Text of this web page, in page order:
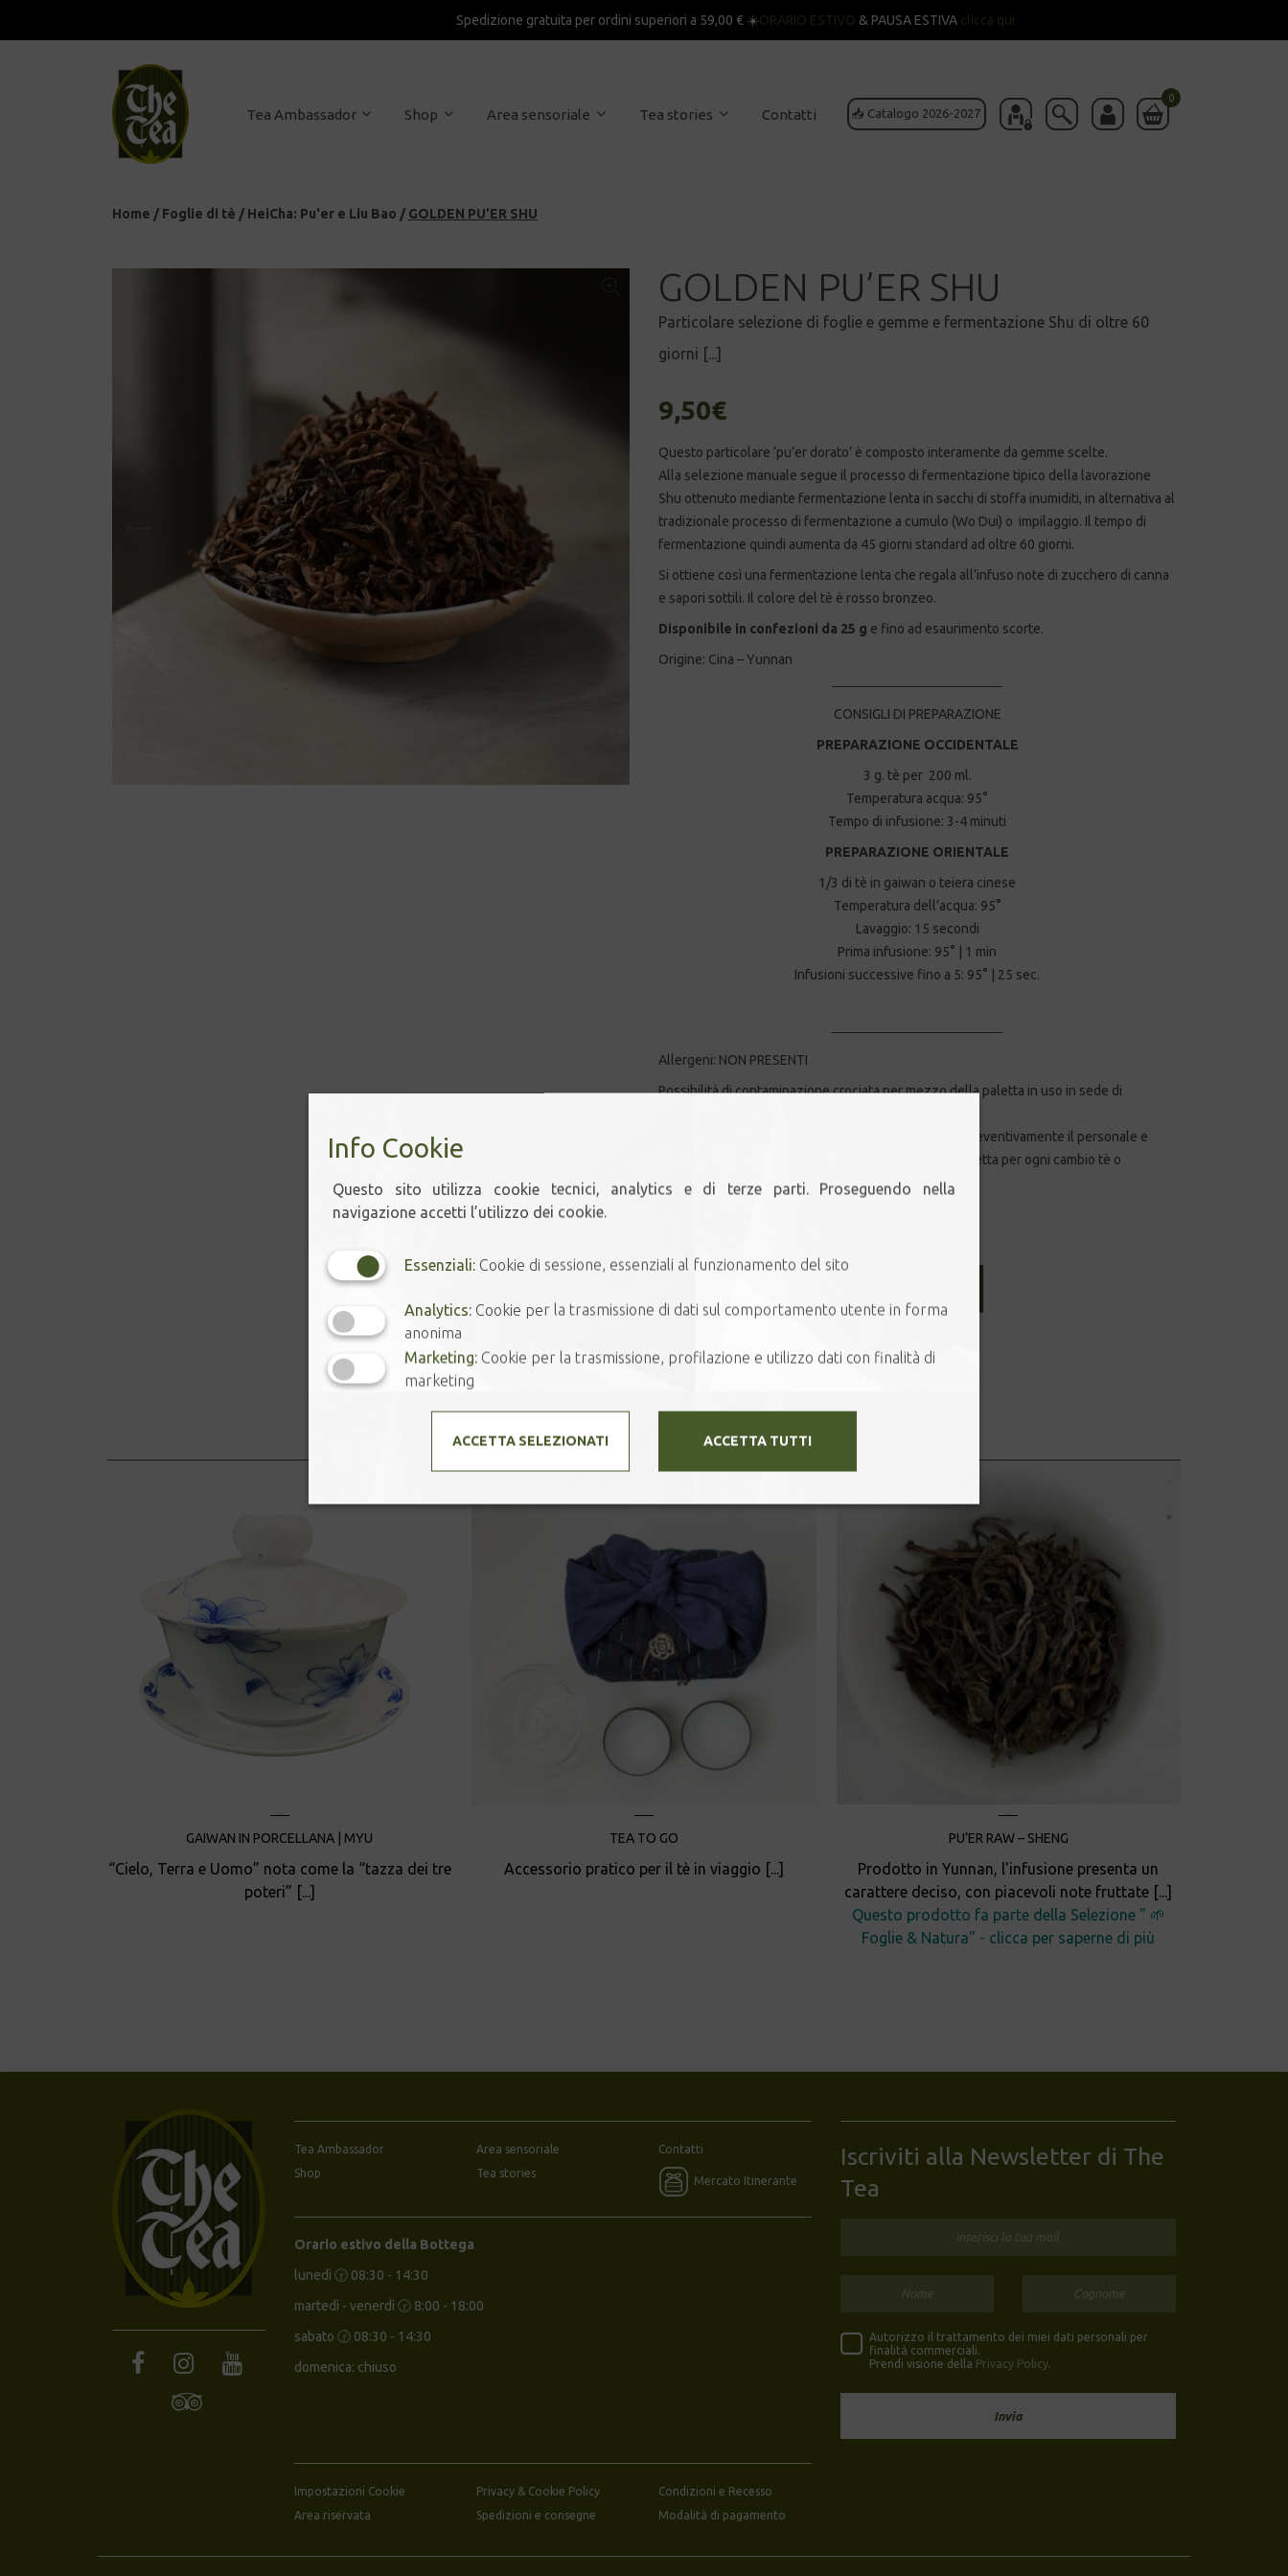
Spedizione gratuita per ordini superiori a 59,00 € ☀️ORARIO ESTIVO & PAUSA ESTIVA clicca qui
📥 Catalogo 2026-2027
0
Tea Ambassador Shop Area sensoriale Tea stories Contatti
Home / Foglie di tè / HeiCha: Pu'er e Liu Bao / GOLDEN PU’ER SHU
GOLDEN PU’ER SHU
Particolare selezione di foglie e gemme e fermentazione Shu di oltre 60
giorni [...]
9,50€
Questo particolare ‘pu’er dorato’ è composto interamente da gemme scelte.
Alla selezione manuale segue il processo di fermentazione tipico della lavorazione
Shu ottenuto mediante fermentazione lenta in sacchi di stoffa inumiditi, in alternativa al
tradizionale processo di fermentazione a cumulo (Wo Dui) o impilaggio. Il tempo di
fermentazione quindi aumenta da 45 giorni standard ad oltre 60 giorni.
Si ottiene così una fermentazione lenta che regala all’infuso note di zucchero di canna
e sapori sottili. Il colore del tè è rosso bronzeo.
Disponibile in confezioni da 25 g e fino ad esaurimento scorte.
Origine: Cina – Yunnan
CONSIGLI DI PREPARAZIONE
PREPARAZIONE OCCIDENTALE
3 g. tè per 200 ml.
Temperatura acqua: 95°
Tempo di infusione: 3-4 minuti
PREPARAZIONE ORIENTALE
1/3 di tè in gaiwan o teiera cinese
Temperatura dell’acqua: 95°
Lavaggio: 15 secondi
Prima infusione: 95° | 1 min
Infusioni successive fino a 5: 95° | 25 sec.
Allergeni: NON PRESENTI
Possibilità di contaminazione crociata per mezzo della paletta in uso in sede di
A questo proposito il cliente è pregato di informare preventivamente il personale e
richiedere la pulizia e sanificazione dedicata della paletta per ogni cambio tè o
infusione
GOLDEN
SHU
Prodotti correlati
GAIWAN IN PORCELLANA | MYU
“Cielo, Terra e Uomo” nota come la “tazza dei tre
poteri” [...]
TEA TO GO
Accessorio pratico per il tè in viaggio [...]
PU’ER RAW – SHENG
Prodotto in Yunnan, l'infusione presenta un
carattere deciso, con piacevoli note fruttate [...]
Questo prodotto fa parte della Selezione " 🌱
Foglie & Natura" - clicca per saperne di più
Tea Ambassador
Shop
Area sensoriale
Tea stories
Contatti
Mercato Itinerante
Orario estivo della Bottega
lunedì 🕝 08:30 - 14:30
martedì - venerdì 🕝 8:00 - 18:00
sabato 🕝 08:30 - 14:30
domenica: chiuso
Impostazioni Cookie
Area riservata
Privacy & Cookie Policy
Spedizioni e consegne
Condizioni e Recesso
Modalità di pagamento
Iscriviti alla Newsletter di The
Tea
Autorizzo il trattamento dei miei dati personali per
finalità commerciali.
Prendi visione della Privacy Policy.
Info Cookie
Questo sito utilizza cookie tecnici, analytics e di terze parti. Proseguendo nella
navigazione accetti l’utilizzo dei cookie.
Essenziali: Cookie di sessione, essenziali al funzionamento del sito
Analytics: Cookie per la trasmissione di dati sul comportamento utente in forma
anonima
Marketing: Cookie per la trasmissione, profilazione e utilizzo dati con finalità di
marketing
ACCETTA TUTTI
ACCETTA SELEZIONATI